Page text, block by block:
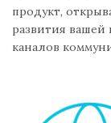
продукт,
развития
каналов